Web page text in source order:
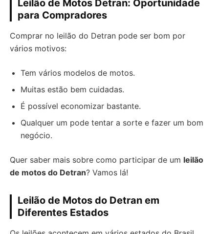
Leilão de Motos Detran: Oportunidade
para Compradores
Comprar no leilão do Detran pode ser bom por
vários motivos:
Tem vários modelos de motos.
Muitas estão bem cuidadas.
É possível economizar bastante.
Qualquer um pode tentar a sorte e fazer um bom
negócio.
Quer saber mais sobre como participar de um leilão
de motos do Detran? Vamos lá!
Leilão de Motos do Detran em
Diferentes Estados